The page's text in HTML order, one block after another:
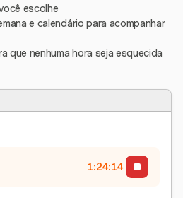
escolhe
e calendário para acompanhar
que nenhuma hora seja esquecida
1:24:15